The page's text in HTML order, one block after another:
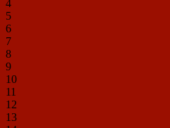
4
5
6
7
8
9
10
11
12
13